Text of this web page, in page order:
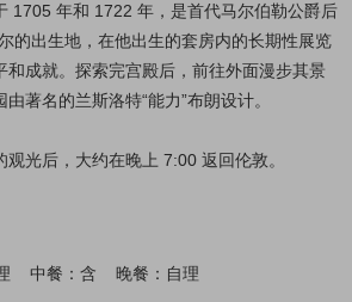
1705 年和 1722 年，是首代马尔伯勒公爵后
的出生地，在他出生的套房内的长期性展览
和成就。探索完宫殿后，前往外面漫步其景
著名的兰斯洛特“能力”布朗设计。
观光后，大约在晚上 7:00 返回伦敦。
中餐：含 晚餐：自理